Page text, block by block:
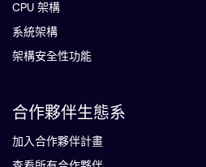
CPU 架構
系統架構
架構安全性功能
合作夥伴生態系
加入合作夥伴計畫